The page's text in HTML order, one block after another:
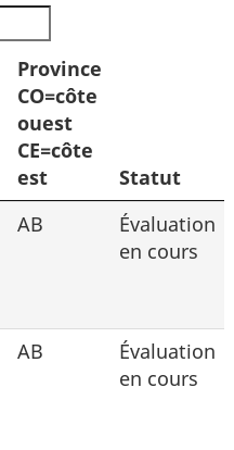
Province
CO=côte
ouest
CE=côte
est
Statut
AB
Évaluation
en cours
AB
Évaluation
en cours